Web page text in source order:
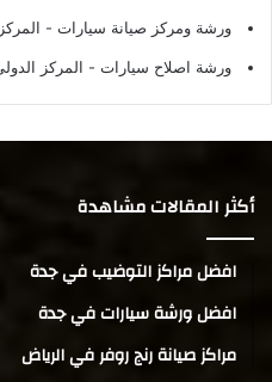
ورشة ومركز صيانة سيارات -
ورشة اصلاح سيارات - المركز
أكثر المقالات مشاهدة
افضل مراكز التوضيب في جدة
افضل ورشة سيارات في جدة
مراكز صيانة رنج روفر في الرياض